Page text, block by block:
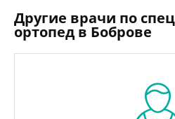
Другие врачи по
ортопед в Боброве